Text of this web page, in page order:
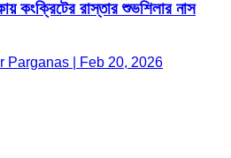
কংক্রিটের রাস্তার শুভশিলার নাস
Parganas | Feb 20, 2026